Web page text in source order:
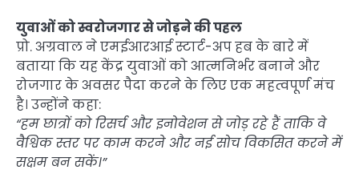
युवाओं को स्वरोजगार से जोड़ने की पहल
प्रो. अग्रवाल ने एमईआरआई स्टार्ट-अप हब के बारे में
बताया कि यह केंद्र युवाओं को आत्मनिर्भर बनाने और
रोजगार के अवसर पैदा करने के लिए एक महत्वपूर्ण मंच
है। उन्होंने कहा:
“हम छात्रों को रिसर्च और इनोवेशन से जोड़ रहे हैं ताकि वे
वैश्विक स्तर पर काम करने और नई सोच विकसित करने में
सक्षम बन सकें।”